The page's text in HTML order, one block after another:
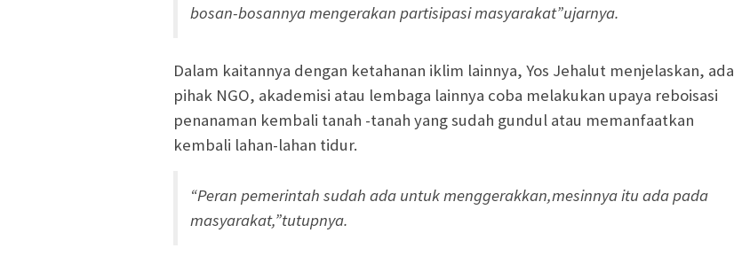
bosan-bosannya mengerakan partisipasi masyarakat”ujarnya.
Dalam kaitannya dengan ketahanan iklim lainnya, Yos Jehalut menjelaskan, ada
pihak NGO, akademisi atau lembaga lainnya coba melakukan upaya reboisasi
penanaman kembali tanah -tanah yang sudah gundul atau memanfaatkan
kembali lahan-lahan tidur.
“Peran pemerintah sudah ada untuk menggerakkan,mesinnya itu ada pada
masyarakat,”tutupnya.